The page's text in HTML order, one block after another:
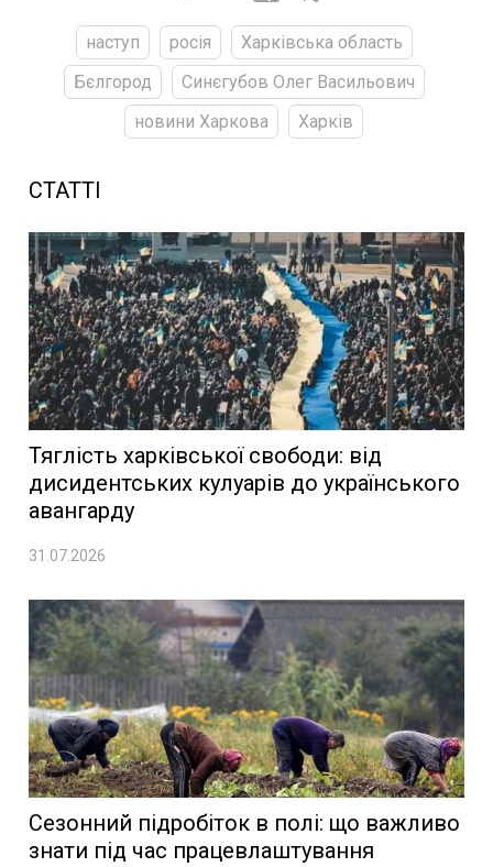
наступ росія
Харківська область
Бєлгород
Синєгубов Олег Васильович
новини Харкова
Харків
СТАТТІ
Тяглість харківської свободи: від
дисидентських кулуарів до українського
авангарду
31.07.2026
Сезонний підробіток в полі: що важливо
знати під час працевлаштування